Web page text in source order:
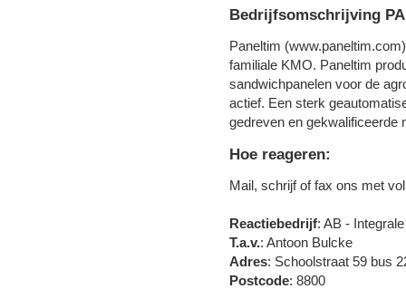
Bedrijfsomschrijving
Paneltim
familiale KMO. Paneltim
sandwichpanelen voor de
actief. Een sterk
gedreven en gekwalificeerde
Hoe reageren:
Mail, schrijf of fax ons met
Reactiebedrijf: AB -
T.a.v.: Antoon Bulcke
Adres: Schoolstraat 59 bus
Postcode: 8800